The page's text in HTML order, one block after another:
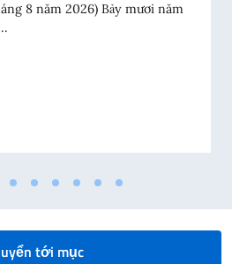
8 năm 2026) Bảy mươi năm
tới mục